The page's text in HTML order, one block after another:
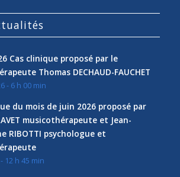
Cas clinique proposé par le
Thomas DECHAUD-FAUCHET
- 6 h 00 min
du mois de juin 2026 proposé par
musicothérapeute et Jean-
RIBOTTI psychologue et
12 h 45 min